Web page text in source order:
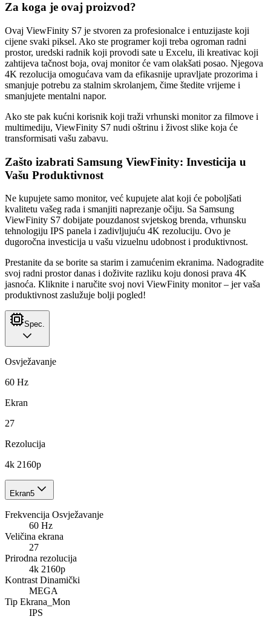
Za koga je ovaj proizvod?
Ovaj ViewFinity S7 je stvoren za profesionalce i entuzijaste koji
cijene svaki piksel. Ako ste programer koji treba ogroman radni
prostor, uredski radnik koji provodi sate u Excelu, ili kreativac koji
zahtijeva tačnost boja, ovaj monitor će vam olakšati posao. Njegova
4K rezolucija omogućava vam da efikasnije upravljate prozorima i
smanjuje potrebu za stalnim skrolanjem, čime štedite vrijeme i
smanjujete mentalni napor.
Ako ste pak kućni korisnik koji traži vrhunski monitor za filmove i
multimediju, ViewFinity S7 nudi oštrinu i živost slike koja će
transformisati vašu zabavu.
Zašto izabrati Samsung ViewFinity: Investicija u
Vašu Produktivnost
Ne kupujete samo monitor, već kupujete alat koji će poboljšati
kvalitetu vašeg rada i smanjiti naprezanje očiju. Sa Samsung
ViewFinity S7 dobijate pouzdanost svjetskog brenda, vrhunsku
tehnologiju IPS panela i zadivljujuću 4K rezoluciju. Ovo je
dugoročna investicija u vašu vizuelnu udobnost i produktivnost.
Prestanite da se borite sa starim i zamućenim ekranima. Nadogradite
svoj radni prostor danas i doživite razliku koju donosi prava 4K
jasnoća. Kliknite i naručite svoj novi ViewFinity monitor – jer vaša
produktivnost zaslužuje bolji pogled!
Spec.
Osvježavanje
60 Hz
Ekran
27
Rezolucija
4k 2160p
Ekran5
Frekvencija Osvježavanje
60 Hz
Veličina ekrana
27
Prirodna rezolucija
4k 2160p
Kontrast Dinamički
MEGA
Tip Ekrana_Mon
IPS